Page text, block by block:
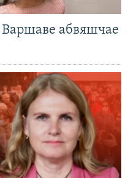
абвяшчае